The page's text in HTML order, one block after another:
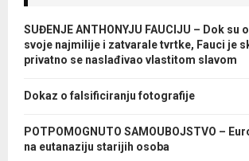
SUĐENJE ANTHONYJU FAUCIJU – Dok
svoje najmilije i zatvarale tvrtke, Fauci je
privatno se naslađivao vlastitom slavom
Dokaz o falsificiranju fotografije
POTPOMOGNUTO SAMOUBOJSTVO –
na eutanaziju starijih osoba